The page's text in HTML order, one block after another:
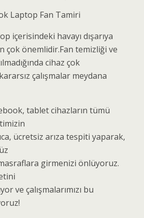
Laptop Fan Tamiri
içerisindeki havayı dışarıya
çok önemlidir.Fan temizliği ve
cihaz çok
çalışmalar meydana
tablet cihazların tümü
ücretsiz arıza tespiti yaparak,
girmenizi önlüyoruz.
ve çalışmalarımızı bu